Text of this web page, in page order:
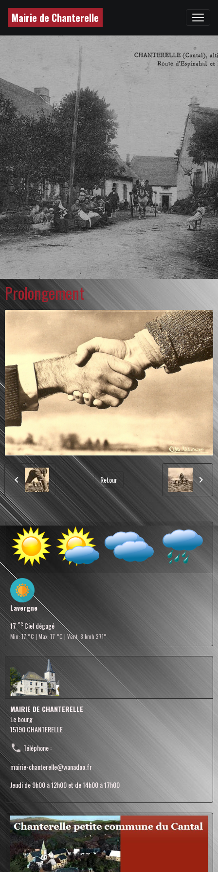
Mairie de Chanterelle
Prolongement
Retour
Lavergne
17°C Ciel dégagé
Min: 17 °C | Max: 17 °C | Vent: 8 kmh 271°
MAIRIE DE CHANTERELLE
Le bourg
15190 CHANTERELLE
Téléphone :
mairie-chanterelle@wanadoo.fr
Jeudi de 9h00 à 12h00 et de 14h00 à 17h00